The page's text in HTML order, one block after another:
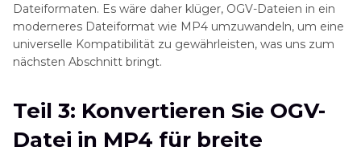
Dateiformaten. Es wäre daher klüger, OGV-Dateien in ein
moderneres Dateiformat wie MP4 umzuwandeln, um eine
universelle Kompatibilität zu gewährleisten, was uns zum
nächsten Abschnitt bringt.
Teil 3: Konvertieren Sie OGV-
Datei in MP4 für breite